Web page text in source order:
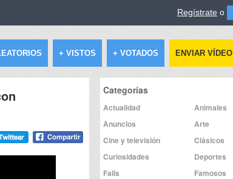
Regístrate o
+ VISTOS + VOTADOS ENVIAR VÍDEO
Categorías
Actualidad
Animales
Anuncios
Arte
Cine y televisión
Clásicos
Curiosidades
Deportes
Fails
Famosos